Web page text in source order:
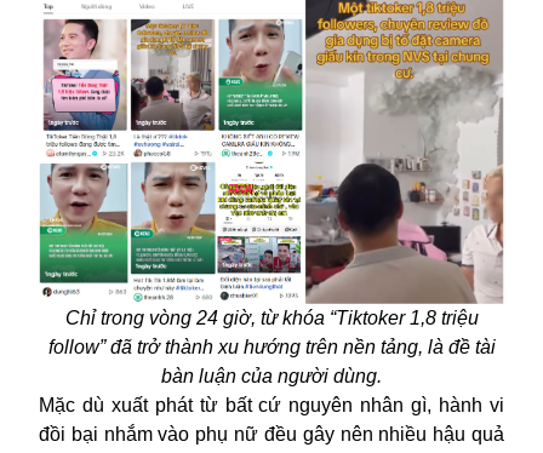
Chỉ trong vòng 24 giờ, từ khóa “Tiktoker 1,8 triệu
follow” đã trở thành xu hướng trên nền tảng, là đề tài
bàn luận của người dùng.
Mặc dù xuất phát từ bất cứ nguyên nhân gì, hành vi
đồi bại nhắm vào phụ nữ đều gây nên nhiều hậu quả